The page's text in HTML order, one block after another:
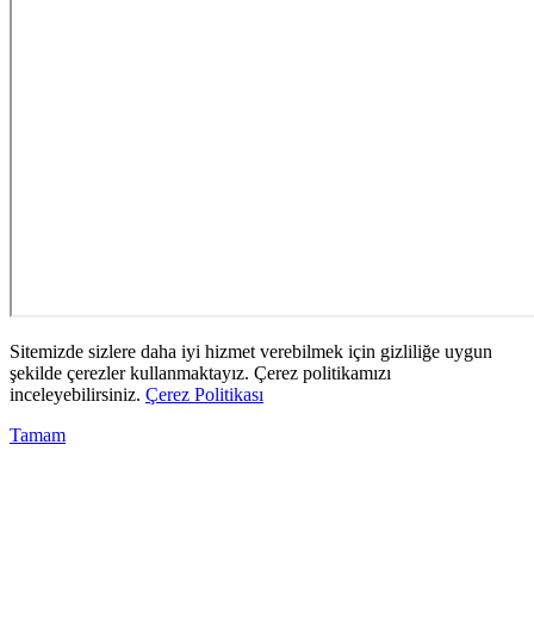
Sitemizde sizlere daha iyi hizmet verebilmek için gizliliğe uygun
şekilde çerezler kullanmaktayız. Çerez politikamızı
inceleyebilirsiniz. Çerez Politikası
Tamam